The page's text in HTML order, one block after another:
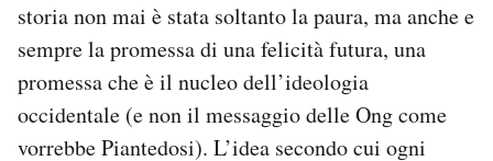
storia non mai è stata soltanto la paura, ma anche e
sempre la promessa di una felicità futura, una
promessa che è il nucleo dell’ideologia
occidentale (e non il messaggio delle Ong come
vorrebbe Piantedosi). L’idea secondo cui ogni